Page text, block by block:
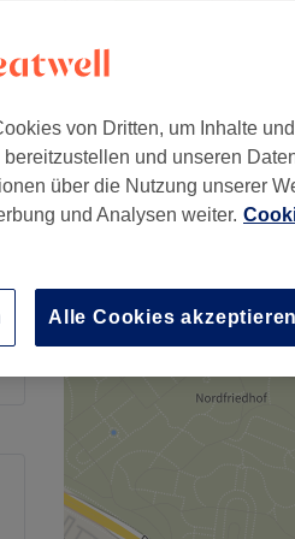
von Dritten, um Inhalte
und unseren
über die Nutzung unserer
und Analysen weiter.
Alle Cookies akzeptieren